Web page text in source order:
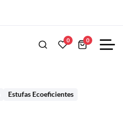
0 0
Estufas Ecoeficientes